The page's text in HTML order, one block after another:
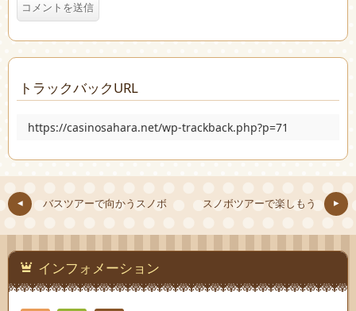
トラックバックURL
https://casinosahara.net/wp-trackback.php?p=71
バスツアーで向かうスノボ スノボツアーで楽しもう
インフォメーション